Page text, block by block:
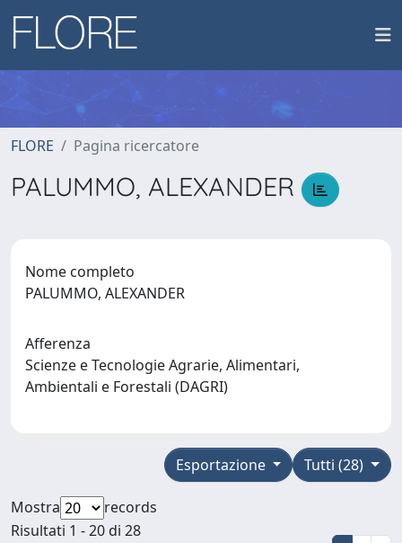
FLORE Pagina ricercatore
PALUMMO, ALEXANDER
Nome completo
PALUMMO, ALEXANDER
Afferenza
Scienze e Tecnologie Agrarie, Alimentari,
Ambientali e Forestali (DAGRI)
Tutti (28)
Esportazione
Mostra
records
Risultati 1 - 20 di 28